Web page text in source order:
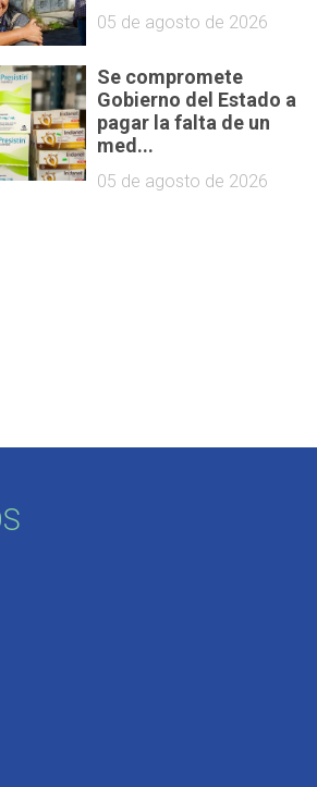
05 de agosto de 2026
Se compromete
Gobierno del Estado a
pagar la falta de un
med...
05 de agosto de 2026